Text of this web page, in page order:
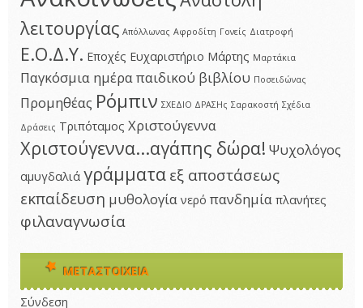
λειτουργίας Απόλλωνας Αφροδίτη Γονείς Διατροφή
Ε.Ο.Δ.Υ. Εποχές Ευχαριστήριο Μάρτης Μαρτάκια
Παγκόσμια ημέρα παιδικού βιβλίου Ποσειδώνας
Προμηθέας Ρόμπιν ΣΧΕΔΙΟ ΔΡΑΣΗς Σαρακοστή Σχέδια
Δράσεις Τριπόταμος Χριστούγεννα
Χριστούγεννα...αγάπης δώρα! Ψυχολόγος
αμυγδαλιά γράμματα εξ αποστάσεως
εκπαίδευση μυθολογία νερό πανδημία πλανήτες
φιλαναγνωσία
ΜΕΤΑΣΤΟΙΧΕΊΑ
Σύνδεση